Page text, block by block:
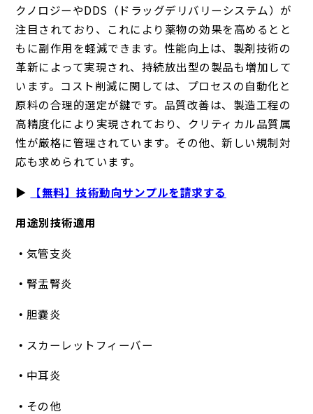
クノロジーやDDS（ドラッグデリバリーシステム）が
注目されており、これにより薬物の効果を高めるとと
もに副作用を軽減できます。性能向上は、製剤技術の
革新によって実現され、持続放出型の製品も増加して
います。コスト削減に関しては、プロセスの自動化と
原料の合理的選定が鍵です。品質改善は、製造工程の
高精度化により実現されており、クリティカル品質属
性が厳格に管理されています。その他、新しい規制対
応も求められています。
▶
【無料】技術動向サンプルを請求する
用途別技術適用
気管支炎
腎盂腎炎
胆嚢炎
スカーレットフィーバー
中耳炎
その他